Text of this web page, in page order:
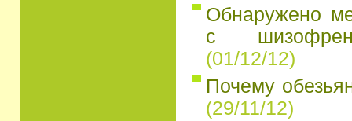
Обнаружено
с
(01/12/12)
Почему
(29/11/12)